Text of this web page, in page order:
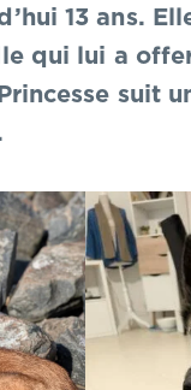
13 ans.
qui lui a
suit